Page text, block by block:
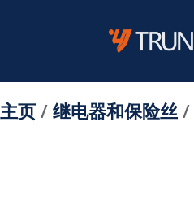
主页 / 继电器和保险丝 /